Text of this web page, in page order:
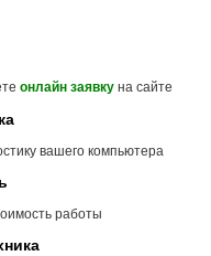
онлайн заявкуна сайте
вашего компьютера
работы